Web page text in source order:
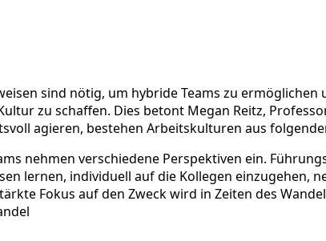
sind nötig, um hybride Teams zu
zu schaffen. Dies betont Megan Reitz,
agieren, bestehen Arbeitskulturen aus
nehmen verschiedene Perspektiven ein.
lernen, individuell auf die Kollegen einzugehen,
Fokus auf den Zweck wird in Zeiten des